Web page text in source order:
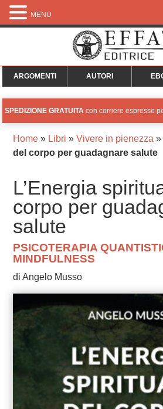
ARGOMENTI AUTORI
SPEDIZIONE GRATUITA con corriere espresso
Home» Libri » Vivere in pienezza »
del corpo per guadagnare salute
L’Energia
corpo per
salute
PSICOTERAPIA
MINDFULNESS
di Angelo Musso
MENU